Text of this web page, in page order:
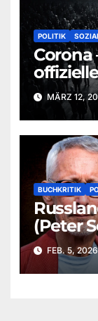
POLITIK
Corona
MÄRZ 12,
BUCHKRITIK
(Peter
FEB. 5,